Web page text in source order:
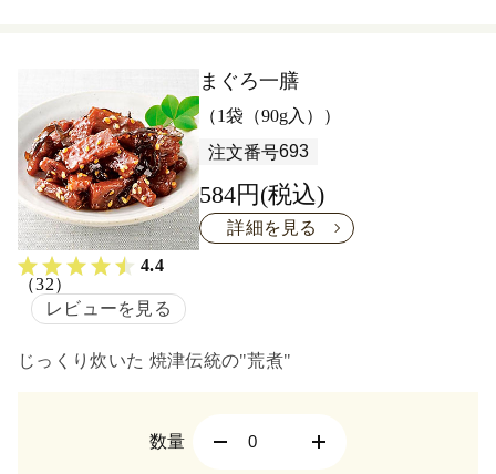
4.4
（32）
レビューを見る
まぐろ一膳
（1袋（90g入））
注文番号693
584円(税込)
詳細を見る
じっくり炊いた 焼津伝統の"荒煮"
数量